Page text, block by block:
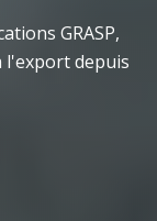
GRASP,
l'export depuis